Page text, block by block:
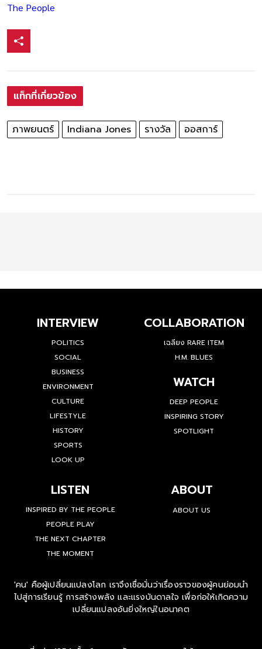
The People
แท็กที่เกี่ยวข้อง
ภาพยนตร์ Indiana Jones รางวัล ออสการ์
INTERVIEW
POLITICS
SOCIAL
BUSINESS
ENVIRONMENT
CULTURE
LIFESTYLE
HISTORY
SPORTS
LOOK UP
COLLABORATION
เฉลียง RARE ITEM
H.M. BLUES
WATCH
DEEP PEOPLE
INSPIRING STORY
SPOTLIGHT
LISTEN
INSPIRED BY THE PEOPLE
PEOPLE PLAY
THE NEXT CHAPTER
THE MOMENT
ABOUT
ABOUT US
'คน' คือผู้เปลี่ยนแปลงโลก เราจึงเชื่อมั่นว่าเรื่องราวของผู้คนย่อมนำ
ไปสู่การเรียนรู้ การสร้างพลัง และแรงบันดาลใจ เพื่อก่อให้เกิดความ
เปลี่ยนแปลงอันยิ่งใหญ่ในอนาคต